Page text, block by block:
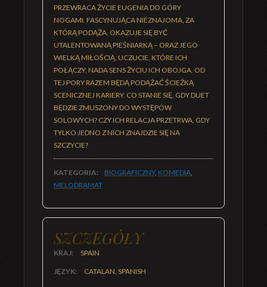
PRZEWRACA ŻYCIE EUGENIA DO GÓRY
NOGAMI. FASCYNUJĄCA NIEZNAJOMA, ZA
KTÓRĄ PODĄŻA, OKAZUJE SIĘ BYĆ
UTALENTOWANĄ PIEŚNIARKĄ – ORAZ JEGO
WIELKĄ MIŁOŚCIĄ. UCZUCIE, KTÓRE ICH
POŁĄCZY, NADA SENS ŻYCIU ICH OBOJGA. OD
TEJ PORY RAZEM BĘDĄ PODĄŻAĆ ŚCIEŻKĄ
SCENICZNEJ KARIERY. CO STANIE SIĘ, GDY DUET
BĘDZIE ZMUSZONY DO WYSTĘPÓW
SOLOWYCH? CZY ICH RELACJA PRZETRWA, GDY
TYLKO JEDNO Z NICH ZNAJDZIE SIĘ NA
SZCZYCIE?
KATEGORIA: BIOGRAFICZNY, KOMEDIA,
MELODRAMAT
SZCZEGÓŁY
KRAJ: SPAIN
JĘZYK: CATALAN, SPANISH